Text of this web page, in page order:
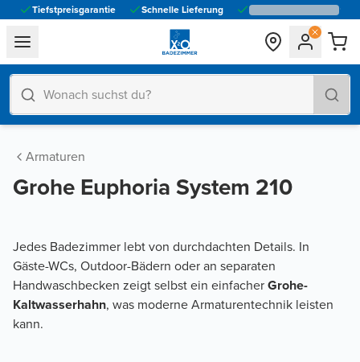
Tiefstpreisgarantie Schnelle Lieferung
general.navigation.toggle_menu.label
Armaturen
Grohe Euphoria System 210
Jedes Badezimmer lebt von durchdachten Details. In
Gäste-WCs, Outdoor-Bädern oder an separaten
Handwaschbecken zeigt selbst ein einfacherGrohe-
Kaltwasserhahn, was moderne Armaturentechnik leisten
kann.